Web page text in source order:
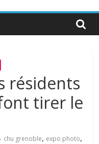
résidents
tirer le
chu grenoble, expo photo,